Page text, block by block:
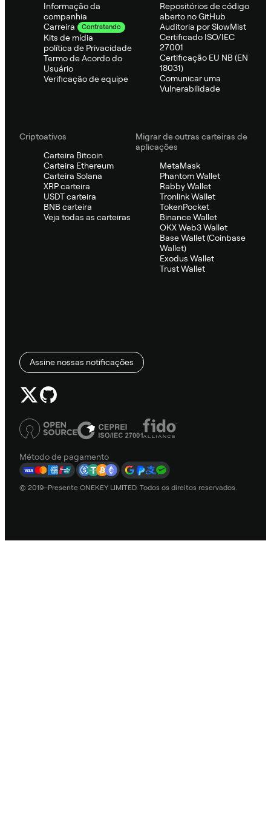
Informação da
companhia
Carreira
Contratando
Kits de mídia
política de Privacidade
Termo de Acordo do
Usuário
Verificação de equipe
Repositórios de código
aberto no GitHub
Auditoria por SlowMist
Certificado ISO/IEC
27001
Certificação EU NB (EN
18031)
Comunicar uma
Vulnerabilidade
Criptoativos
Carteira Bitcoin
Carteira Ethereum
Carteira Solana
XRP carteira
USDT carteira
BNB carteira
Veja todas as carteiras
Migrar de outras carteiras de
aplicações
MetaMask
Phantom Wallet
Rabby Wallet
Tronlink Wallet
TokenPocket
Binance Wallet
OKX Web3 Wallet
Base Wallet (Coinbase
Wallet)
Exodus Wallet
Trust Wallet
Assine nossas notificações
Método de pagamento
© 2019–Presente ONEKEY LIMITED. Todos os direitos reservados.